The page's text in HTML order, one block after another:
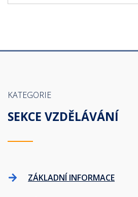
KATEGORIE
SEKCE VZDĚLÁVÁNÍ
ZÁKLADNÍ INFORMACE